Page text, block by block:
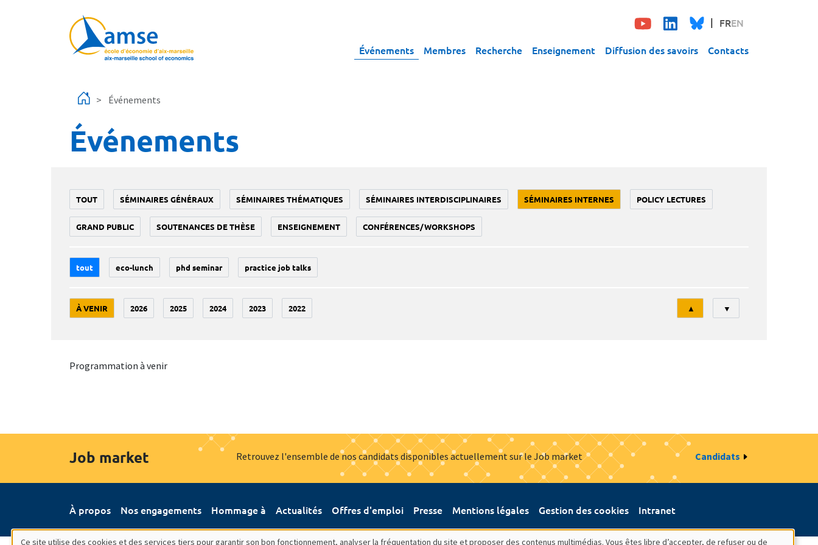
FREN
Événements Membres Recherche Enseignement Diffusion des savoirs Contacts
Événements
Événements
TOUT SÉMINAIRES GÉNÉRAUX SÉMINAIRES THÉMATIQUES SÉMINAIRES INTERDISCIPLINAIRES SÉMINAIRES INTERNES POLICY LECTURES
GRAND PUBLIC SOUTENANCES DE THÈSE ENSEIGNEMENT CONFÉRENCES/WORKSHOPS
tout eco-lunch phd seminar practice job talks
À VENIR 2026 2025 2024 2023 2022
Tri
▲ ▼
Programmation à venir
Job market Retrouvez l'ensemble de nos candidats disponibles actuellement sur le Job market Candidats
À propos Nos engagements Hommage à Actualités Offres d'emploi Presse Mentions légales Gestion des cookies Intranet
Ce site utilise des cookies et des services tiers pour garantir son bon fonctionnement, analyser la fréquentation du site et proposer des contenus multimédias. Vous êtes libre d’accepter, de refuser ou de